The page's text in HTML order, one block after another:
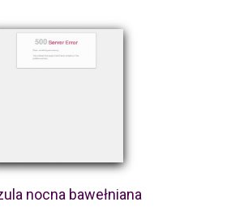
nocna bawełniana